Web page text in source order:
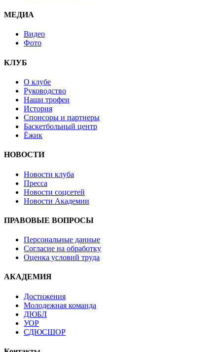
МЕДИА
Видео
Фото
КЛУБ
О клубе
Руководство
Наши трофеи
История
Спонсоры и партнеры
Баскетбольный центр
Ёжик
НОВОСТИ
Новости клуба
Пресса
Новости соцсетей
Новости Академии
ПРАВОВЫЕ ВОПРОСЫ
Персональные данные
Согласие на обработку
Оценка условий труда
АКАДЕМИЯ
Достижения
Молодежная команда
ДЮБЛ
УОР
СДЮСШОР